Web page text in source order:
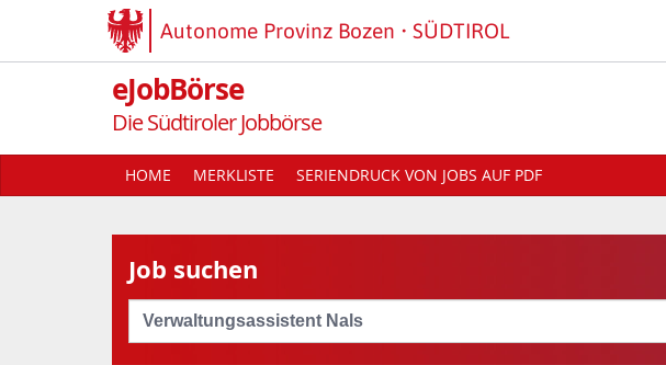
Autonome Provinz Bozen SÜDTIROL
eJobBörse
Die Südtiroler Jobbörse
HOME MERKLISTE SERIENDRUCK VON JOBS AUF PDF
Job suchen